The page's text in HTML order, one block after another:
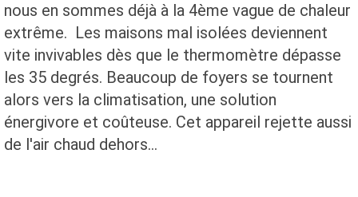
nous en sommes déjà à la 4ème vague de chaleur
extrême. Les maisons mal isolées deviennent
vite invivables dès que le thermomètre dépasse
les 35 degrés. Beaucoup de foyers se tournent
alors vers la climatisation, une solution
énergivore et coûteuse. Cet appareil rejette aussi
de l'air chaud dehors…